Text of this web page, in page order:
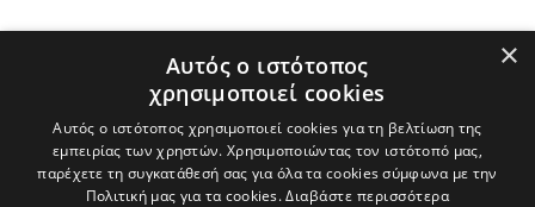
«»
×
Αυτός ο ιστότοπος
χρησιμοποιεί cookies
Αυτός ο ιστότοπος χρησιμοποιεί cookies για τη βελτίωση της
εμπειρίας των χρηστών. Χρησιμοποιώντας τον ιστότοπό μας,
παρέχετε τη συγκατάθεσή σας για όλα τα cookies σύμφωνα με την
Πολιτική μας για τα cookies.Διαβάστε περισσότερα